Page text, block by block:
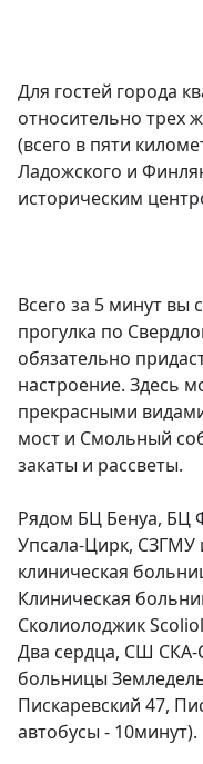
Для гостей города
относительно трех
(всего в пяти
Ладожского и
историческим
Всего за 5 минут
прогулка по
обязательно
настроение. Здесь
прекрасными
мост и Смольный
закаты и рассветы.
Рядом БЦ Бенуа, БЦ
Упсала-Цирк,
клиническая
Клиническая
Сколиолоджик
Два сердца, СШ СКА-
больницы
Пискаревский 47,
автобусы - 10минут).